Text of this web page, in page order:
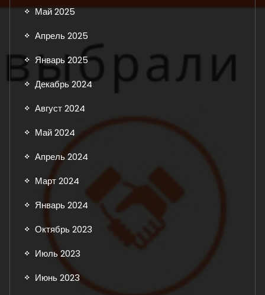
Май 2025
Апрель 2025
Январь 2025
Декабрь 2024
Август 2024
Май 2024
Апрель 2024
Март 2024
Январь 2024
Октябрь 2023
Июль 2023
Июнь 2023